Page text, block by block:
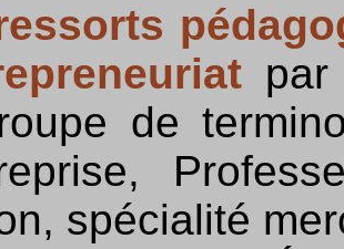
de
spécialité